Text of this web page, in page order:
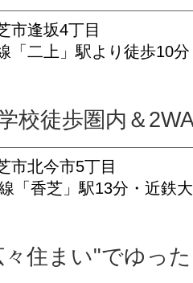
市逢坂4丁目
「二上」駅より徒歩10分
校徒歩圏内＆
市北今市5丁目
「香芝」駅13分・近鉄
々住まい"でゆっ